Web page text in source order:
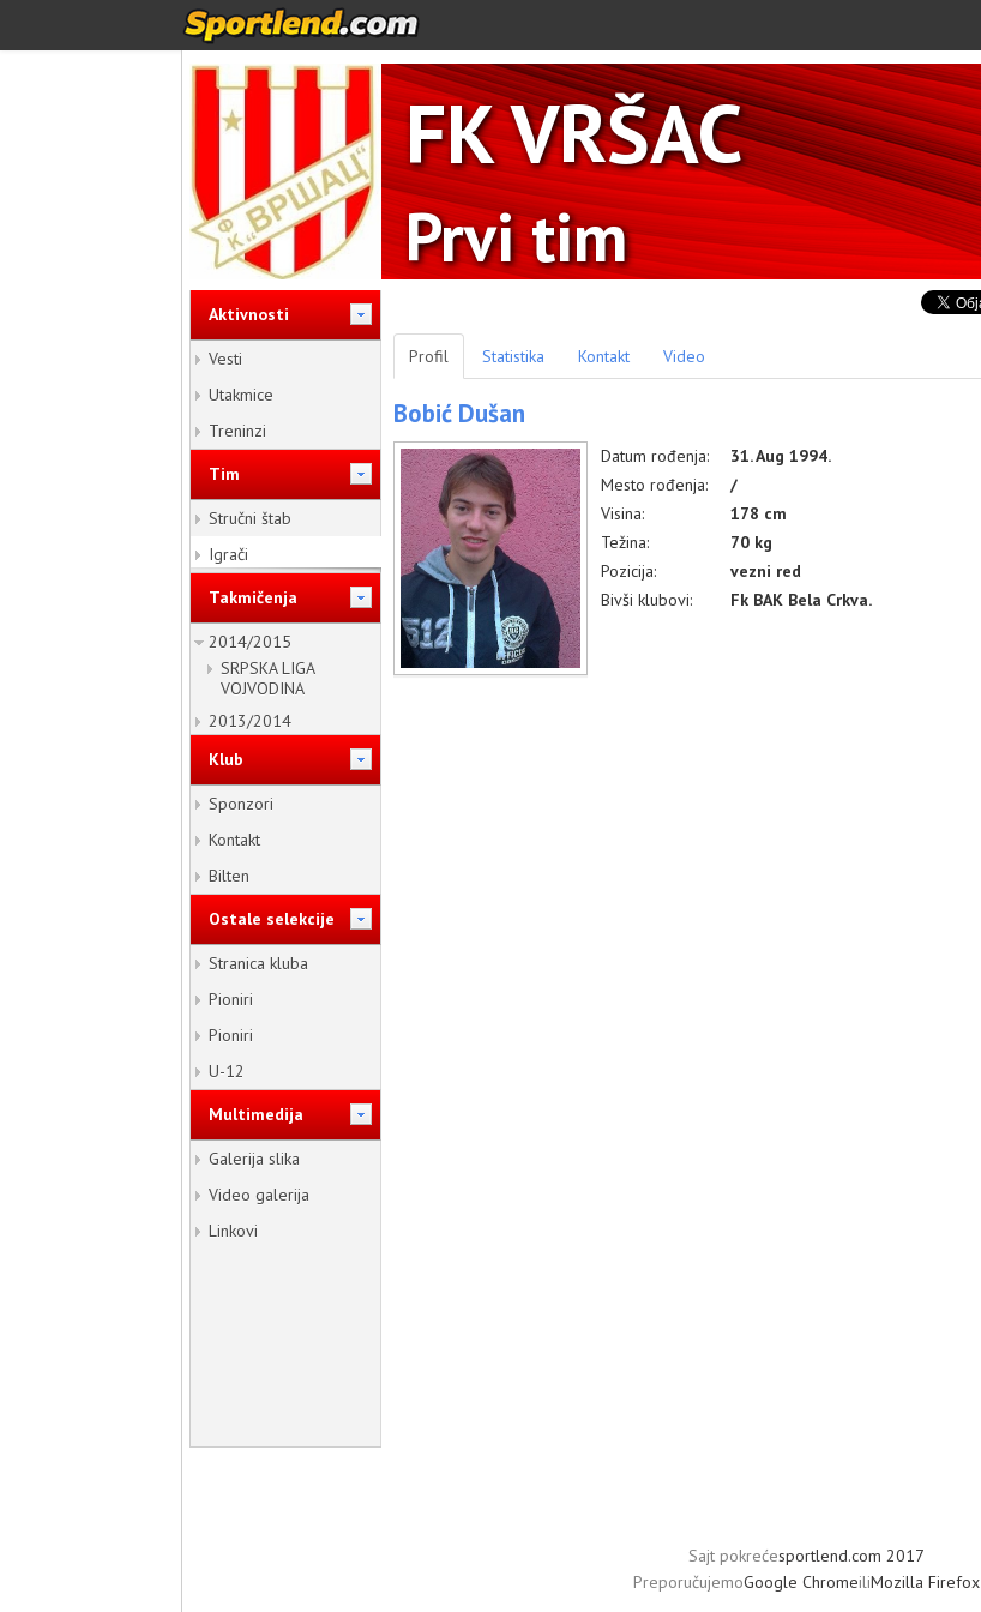
FK VRŠAC
Prvi tim
Aktivnosti
Vesti
Utakmice
Treninzi
Tim
Stručni štab
Igrači
Takmičenja
2014/2015
SRPSKA LIGA
VOJVODINA
2013/2014
Klub
Sponzori
Kontakt
Bilten
Ostale selekcije
Stranica kluba
Pioniri
Pioniri
U-12
Multimedija
Galerija slika
Video galerija
Linkovi
Profil Statistika Kontakt Video
Bobić Dušan
Datum rođenja:
31. Aug 1994.
Mesto rođenja:
/
Visina:
178 cm
Težina:
70 kg
Pozicija:
vezni red
Bivši klubovi:
Fk BAK Bela Crkva.
Sajt pokrećesportlend.com 2017
PreporučujemoGoogle ChromeiliMozilla Firefox